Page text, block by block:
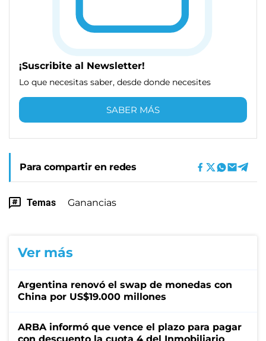
¡Suscribite al Newsletter!
Lo que necesitas saber, desde donde necesites
SABER MÁS
Para compartir en redes
Temas Ganancias
Ver más
Argentina renovó el swap de monedas con
China por US$19.000 millones
ARBA informó que vence el plazo para pagar